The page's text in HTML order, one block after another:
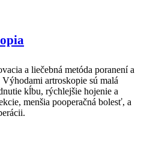
a liečebná metóda poranení a
artroskopie sú malá
kĺbu, rýchlejšie hojenie a
menšia pooperačná bolesť, a